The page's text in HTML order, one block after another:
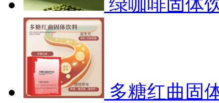
绿咖啡固体
多糖红曲固